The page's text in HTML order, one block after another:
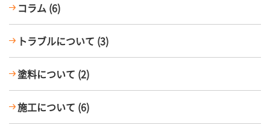
コラム (6)
トラブルについて (3)
塗料について (2)
施工について (6)